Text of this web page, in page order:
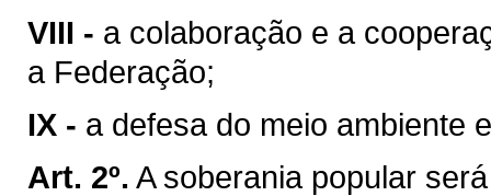
VIII - a colaboração e a
a Federação;
IX - a defesa do meio ambiente
Art. 2º. A soberania popular